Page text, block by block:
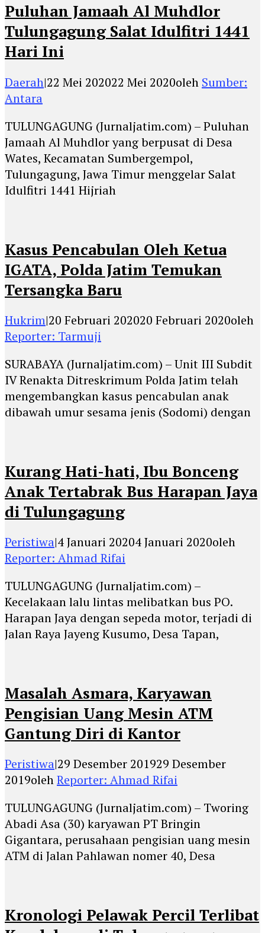
Puluhan Jamaah Al Muhdlor
Tulungagung Salat Idulfitri 1441
Hari Ini
Daerah|22 Mei 202022 Mei 2020oleh Sumber:
Antara
TULUNGAGUNG (Jurnaljatim.com) – Puluhan
Jamaah Al Muhdlor yang berpusat di Desa
Wates, Kecamatan Sumbergempol,
Tulungagung, Jawa Timur menggelar Salat
Idulfitri 1441 Hijriah
Kasus Pencabulan Oleh Ketua
IGATA, Polda Jatim Temukan
Tersangka Baru
Hukrim|20 Februari 202020 Februari 2020oleh
Reporter: Tarmuji
SURABAYA (Jurnaljatim.com) – Unit III Subdit
IV Renakta Ditreskrimum Polda Jatim telah
mengembangkan kasus pencabulan anak
dibawah umur sesama jenis (Sodomi) dengan
Kurang Hati-hati, Ibu Bonceng
Anak Tertabrak Bus Harapan Jaya
di Tulungagung
Peristiwa|4 Januari 20204 Januari 2020oleh
Reporter: Ahmad Rifai
TULUNGAGUNG (Jurnaljatim.com) –
Kecelakaan lalu lintas melibatkan bus PO.
Harapan Jaya dengan sepeda motor, terjadi di
Jalan Raya Jayeng Kusumo, Desa Tapan,
Masalah Asmara, Karyawan
Pengisian Uang Mesin ATM
Gantung Diri di Kantor
Peristiwa|29 Desember 201929 Desember
2019olehReporter: Ahmad Rifai
TULUNGAGUNG (Jurnaljatim.com) – Tworing
Abadi Asa (30) karyawan PT Bringin
Gigantara, perusahaan pengisian uang mesin
ATM di Jalan Pahlawan nomer 40, Desa
Kronologi Pelawak Percil Terlibat